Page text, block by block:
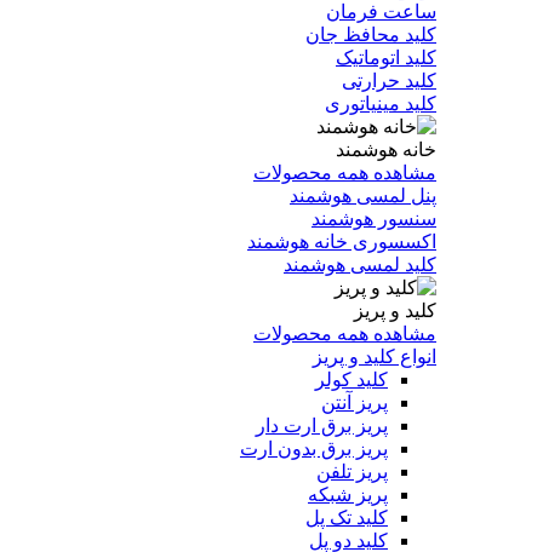
ساعت فرمان
کلید محافظ جان
کلید اتوماتیک
کلید حرارتی
کلید مینیاتوری
خانه هوشمند
مشاهده همه محصولات
پنل لمسی هوشمند
سنسور هوشمند
اکسسوری خانه هوشمند
کلید لمسی هوشمند
کلید و پریز
مشاهده همه محصولات
انواع کلید و پریز
کلید کولر
پریز آنتن
پریز برق ارت دار
پریز برق بدون ارت
پریز تلفن
پریز شبکه
کلید تک پل
کلید دو پل